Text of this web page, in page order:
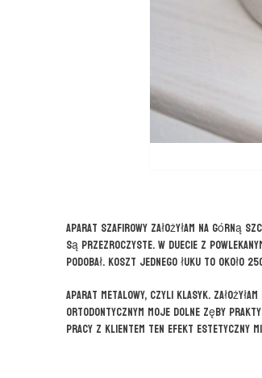
Aparat szafirowy założyłam na górną
są przezroczyste. W duecie z
podobał. Koszt jednego łuku to około
Aparat metalowy, czyli klasyk.
ortodontycznym moje dolne zęby
pracy z klientem ten efekt estetyczny